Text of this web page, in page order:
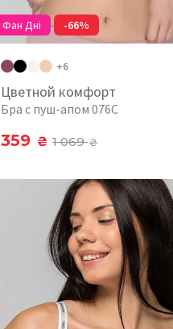
Фан Дні -66%
+6
Цветной комфорт
Бра с пуш-апом 076C
359 ₴ 1 069₴